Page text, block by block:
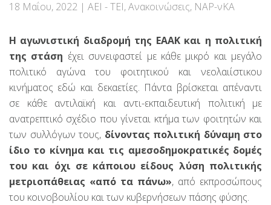
18 Μαΐου, 2022 | ΑΕΙ - ΤΕΙ,Ανακοινώσεις, ΝΑΡ-νΚΑ
Η αγωνιστική διαδρομή της ΕΑΑΚ και η πολιτική
της στάση έχει συνειφαστεί με κάθε μικρό και μεγάλο
πολιτικό αγώνα του φοιτητικού και νεολαιίστικου
κινήματος εδώ και δεκαετίες. Πάντα βρίσκεται απέναντι
σε κάθε αντιλαϊκή και αντι-εκπαιδευτική πολιτική με
ανατρεπτικό σχέδιο που γίνεται κτήμα των φοιτητών και
των συλλόγων τους, δίνοντας πολιτική δύναμη στο
ίδιο το κίνημα και τις αμεσοδημοκρατικές δομές
του και όχι σε κάποιου είδους λύση πολιτικής
μετριοπάθειας «από τα πάνω», από εκπροσώπους
του κοινοβουλίου και των κυβερνήσεων πάσης φύσης.